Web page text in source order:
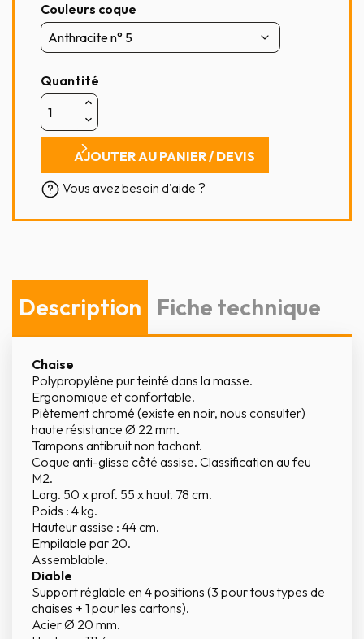
Couleurs coque
Quantité
AJOUTER AU PANIER / DEVIS
Vous avez besoin d'aide ?
Description Fiche technique
Chaise
Polypropylène pur teinté dans la masse.
Ergonomique et confortable.
Piètement chromé (existe en noir, nous consulter)
haute résistance Ø 22 mm.
Tampons antibruit non tachant.
Coque anti-glisse côté assise. Classification au feu
M2.
Larg. 50 x prof. 55 x haut. 78 cm.
Poids : 4 kg.
Hauteur assise : 44 cm.
Empilable par 20.
Assemblable.
Diable
Support réglable en 4 positions (3 pour tous types de
chaises + 1 pour les cartons).
Acier Ø 20 mm.